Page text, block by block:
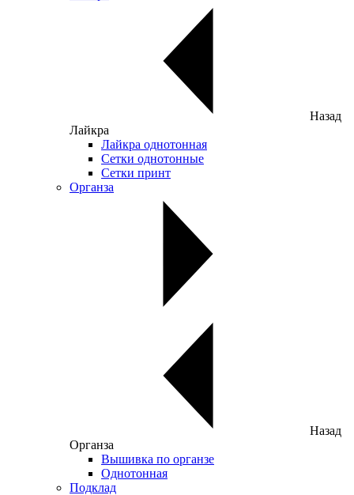
Назад
Лайкра
Лайкра однотонная
Сетки однотонные
Сетки принт
Органза
Назад
Органза
Вышивка по органзе
Однотонная
Подклад